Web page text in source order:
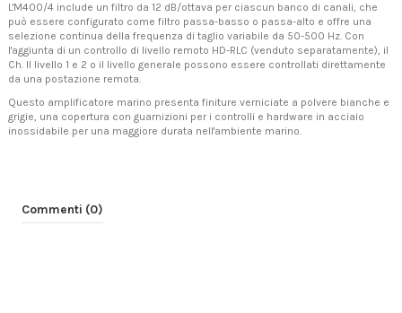
L'M400/4 include un filtro da 12 dB/ottava per ciascun banco di canali, che
può essere configurato come filtro passa-basso o passa-alto e offre una
selezione continua della frequenza di taglio variabile da 50-500 Hz. Con
l'aggiunta di un controllo di livello remoto HD-RLC (venduto separatamente), il
Ch. Il livello 1 e 2 o il livello generale possono essere controllati direttamente
da una postazione remota.
Questo amplificatore marino presenta finiture verniciate a polvere bianche e
grigie, una copertura con guarnizioni per i controlli e hardware in acciaio
inossidabile per una maggiore durata nell'ambiente marino.
Commenti (0)